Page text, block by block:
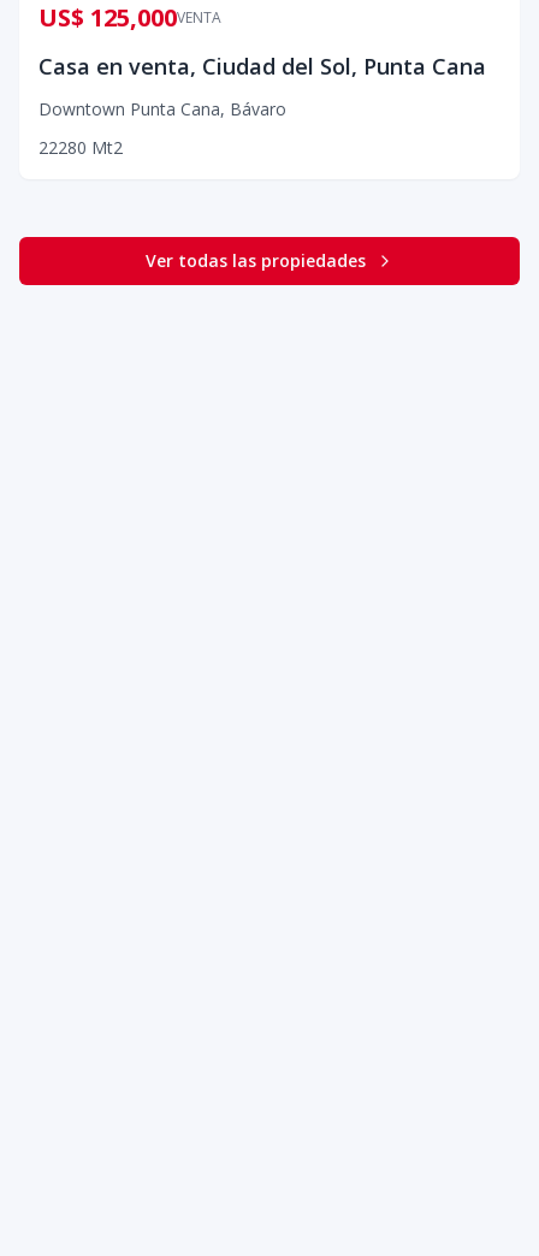
VENTA
US$ 125,000
Casa en venta, Ciudad del Sol, Punta Cana
Downtown Punta Cana, Bávaro
22280 Mt2
Ver todas las propiedades